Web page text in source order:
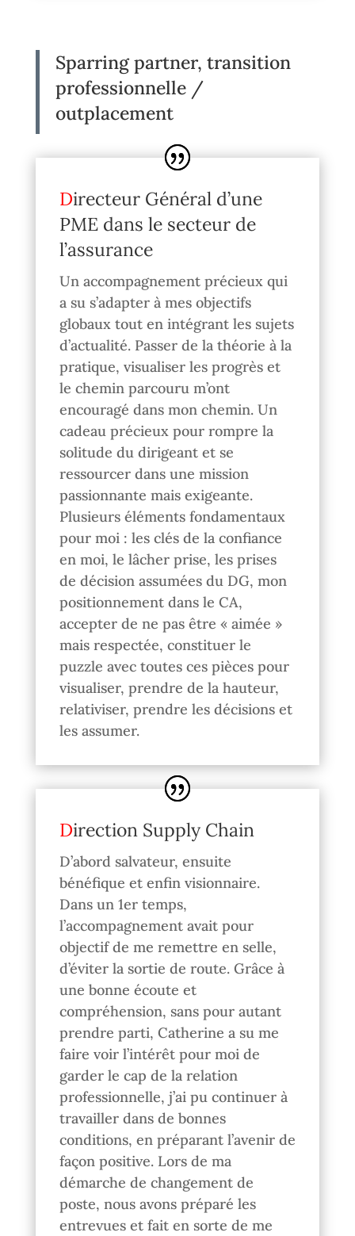
Sparring partner, transition
professionnelle /
outplacement
Directeur Général d’une
PME dans le secteur de
l’assurance
Un accompagnement précieux qui
a su s’adapter à mes objectifs
globaux tout en intégrant les sujets
d’actualité. Passer de la théorie à la
pratique, visualiser les progrès et
le chemin parcouru m’ont
encouragé dans mon chemin. Un
cadeau précieux pour rompre la
solitude du dirigeant et se
ressourcer dans une mission
passionnante mais exigeante.
Plusieurs éléments fondamentaux
pour moi : les clés de la confiance
en moi, le lâcher prise, les prises
de décision assumées du DG, mon
positionnement dans le CA,
accepter de ne pas être « aimée »
mais respectée, constituer le
puzzle avec toutes ces pièces pour
visualiser, prendre de la hauteur,
relativiser, prendre les décisions et
les assumer.
Direction Supply Chain
D’abord salvateur, ensuite
bénéfique et enfin visionnaire.
Dans un 1er temps,
l’accompagnement avait pour
objectif de me remettre en selle,
d’éviter la sortie de route. Grâce à
une bonne écoute et
compréhension, sans pour autant
prendre parti, Catherine a su me
faire voir l’intérêt pour moi de
garder le cap de la relation
professionnelle, j’ai pu continuer à
travailler dans de bonnes
conditions, en préparant l’avenir de
façon positive. Lors de ma
démarche de changement de
poste, nous avons préparé les
entrevues et fait en sorte de me